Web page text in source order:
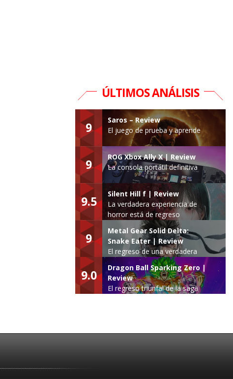
ÚLTIMOS ANÁLISIS
9
Saros – Review
El juego de prueba y aprende
9
ROG Xbox Ally X | Review
La consola portátil definitiva
9.5
Silent Hill f | Review
La verdadera experiencia de
horror está de regreso
9
Metal Gear Solid Delta:
Snake Eater | Review
El regreso de una verdadera
leyenda
9.0
Dragon Ball Sparking Zero |
Review
El regreso triunfal de la saga